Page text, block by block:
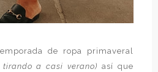
de ropa primaveral
tirando a casi verano)así que